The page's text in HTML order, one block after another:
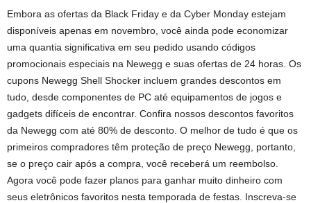
Embora as ofertas da Black Friday e da Cyber ​​​​Monday estejam
disponíveis apenas em novembro, você ainda pode economizar
uma quantia significativa em seu pedido usando códigos
promocionais especiais na Newegg e suas ofertas de 24 horas. Os
cupons Newegg Shell Shocker incluem grandes descontos em
tudo, desde componentes de PC até equipamentos de jogos e
gadgets difíceis de encontrar. Confira nossos descontos favoritos
da Newegg com até 80% de desconto. O melhor de tudo é que os
primeiros compradores têm proteção de preço Newegg, portanto,
se o preço cair após a compra, você receberá um reembolso.
Agora você pode fazer planos para ganhar muito dinheiro com
seus eletrônicos favoritos nesta temporada de festas. Inscreva-se